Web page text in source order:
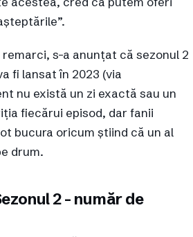
s-a anunțat că sezonul 2
fi lansat în 2023 (via
nu există un zi exactă sau un
fiecărui episod, dar fanii
bucura oricum știind că un al
drum.
2 – număr de